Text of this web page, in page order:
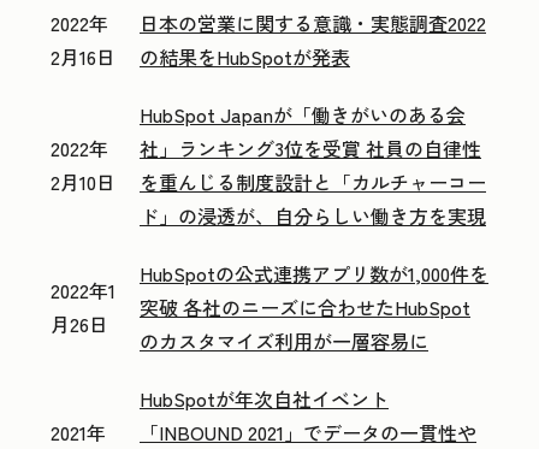
2022年
2月16日
日本の営業に関する意識・実態調査2022
の結果をHubSpotが発表
2022年
2月10日
HubSpot Japanが「働きがいのある会
社」ランキング3位を受賞 社員の自律性
を重んじる制度設計と「カルチャーコー
ド」の浸透が、自分らしい働き方を実現
2022年1
月26日
HubSpotの公式連携アプリ数が1,000件を
突破 各社のニーズに合わせたHubSpot
のカスタマイズ利用が一層容易に
2021年
HubSpotが年次自社イベント
「INBOUND 2021」でデータの一貫性や